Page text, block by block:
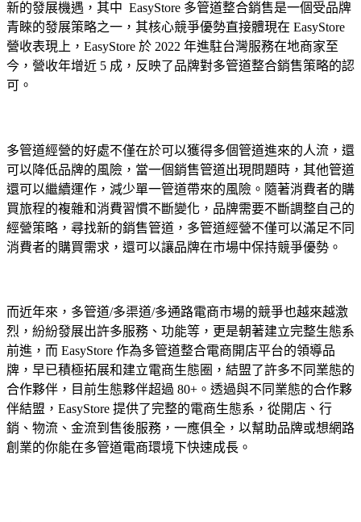
新的發展機遇，其中 EasyStore 多管道整合銷售是一個受品牌
青睞的發展策略之一，其核心競爭優勢直接體現在 EasyStore
營收表現上，EasyStore 於 2022 年進駐台灣服務在地商家至
今，營收年增近 5 成，反映了品牌對多管道整合銷售策略的認
可。
多管道經營的好處不僅在於可以獲得多個管道進來的人流，還
可以降低品牌的風險，當一個銷售管道出現問題時，其他管道
還可以繼續運作，減少單一管道帶來的風險。隨著消費者的購
買旅程的複雜和消費習慣不斷變化，品牌需要不斷調整自己的
經營策略，尋找新的銷售管道，多管道經營不僅可以滿足不同
消費者的購買需求，還可以讓品牌在市場中保持競爭優勢。
而近年來，多管道/多渠道/多通路電商市場的競爭也越來越激
烈，紛紛發展出許多服務、功能等，更是朝著建立完整生態系
前進，而 EasyStore 作為多管道整合電商開店平台的領導品
牌，早已積極拓展和建立電商生態圈，結盟了許多不同業態的
合作夥伴，目前生態夥伴超過 80+。透過與不同業態的合作夥
伴結盟，EasyStore 提供了完整的電商生態系，從開店、行
銷、物流、金流到售後服務，一應俱全，以幫助品牌或想網路
創業的你能在多管道電商環境下快速成長。